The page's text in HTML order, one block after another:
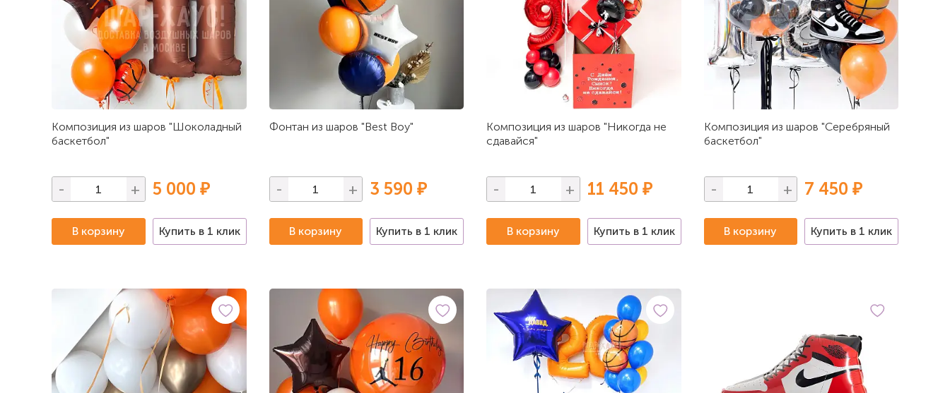
Композиция из шаров "Шоколадный
баскетбол"
- + 5 000 ₽
В корзину Купить в 1 клик
Фонтан из шаров "Best Boy"
- + 3 590 ₽
В корзину Купить в 1 клик
Композиция из шаров "Никогда не
сдавайся"
- + 11 450 ₽
В корзину Купить в 1 клик
Композиция из шаров "Серебряный
баскетбол"
- + 7 450 ₽
В корзину Купить в 1 клик